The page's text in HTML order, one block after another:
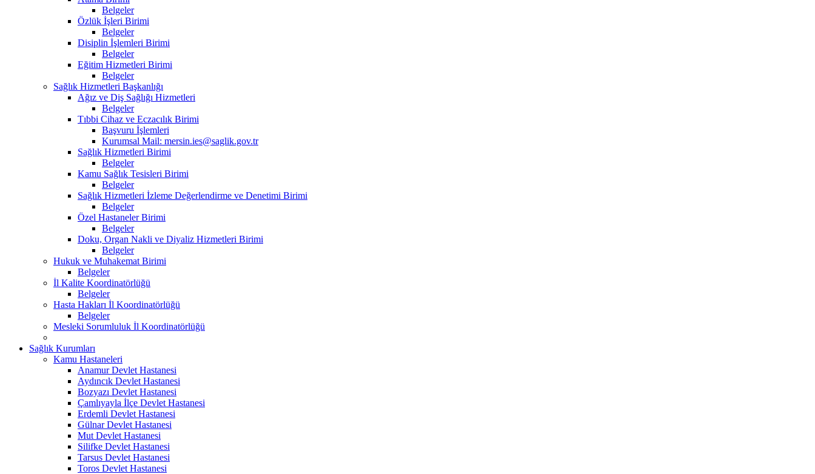
Belgeler
Özlük İşleri Birimi
Belgeler
Disiplin İşlemleri Birimi
Belgeler
Eğitim Hizmetleri Birimi
Belgeler
Sağlık Hizmetleri Başkanlığı
Ağız ve Diş Sağlığı Hizmetleri
Belgeler
Tıbbi Cihaz ve Eczacılık Birimi
Başvuru İşlemleri
Kurumsal Mail: mersin.ies@saglik.gov.tr
Sağlık Hizmetleri Birimi
Belgeler
Kamu Sağlık Tesisleri Birimi
Belgeler
Sağlık Hizmetleri İzleme Değerlendirme ve Denetimi Birimi
Belgeler
Özel Hastaneler Birimi
Belgeler
Doku, Organ Nakli ve Diyaliz Hizmetleri Birimi
Belgeler
Hukuk ve Muhakemat Birimi
Belgeler
İl Kalite Koordinatörlüğü
Belgeler
Hasta Hakları İl Koordinatörlüğü
Belgeler
Mesleki Sorumluluk İl Koordinatörlüğü
Sağlık Kurumları
Kamu Hastaneleri
Anamur Devlet Hastanesi
Aydıncık Devlet Hastanesi
Bozyazı Devlet Hastanesi
Çamlıyayla İlçe Devlet Hastanesi
Erdemli Devlet Hastanesi
Gülnar Devlet Hastanesi
Mut Devlet Hastanesi
Silifke Devlet Hastanesi
Tarsus Devlet Hastanesi
Toros Devlet Hastanesi